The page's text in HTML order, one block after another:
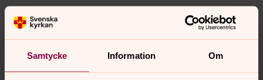
Samtycke Information Om
Relaterad information
Konfirmation i Svenska kyrkan
Malmö